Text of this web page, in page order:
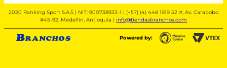
2020 Ranking Sport S.A.S | NIT: 900738933-1 | (+57) (4) 448 1919 52 #, Av. Carabobo
#45-92, Medellín, Antioquia | info@tiendasbranchos.com
Powered by: